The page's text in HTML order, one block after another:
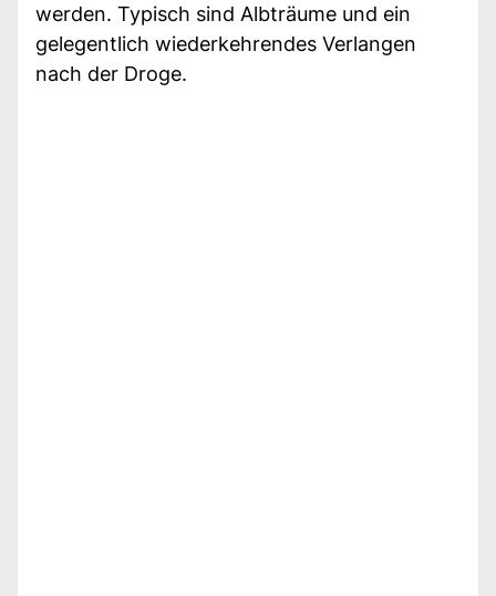
werden. Typisch sind Albträume und ein
gelegentlich wiederkehrendes Verlangen
nach der Droge.